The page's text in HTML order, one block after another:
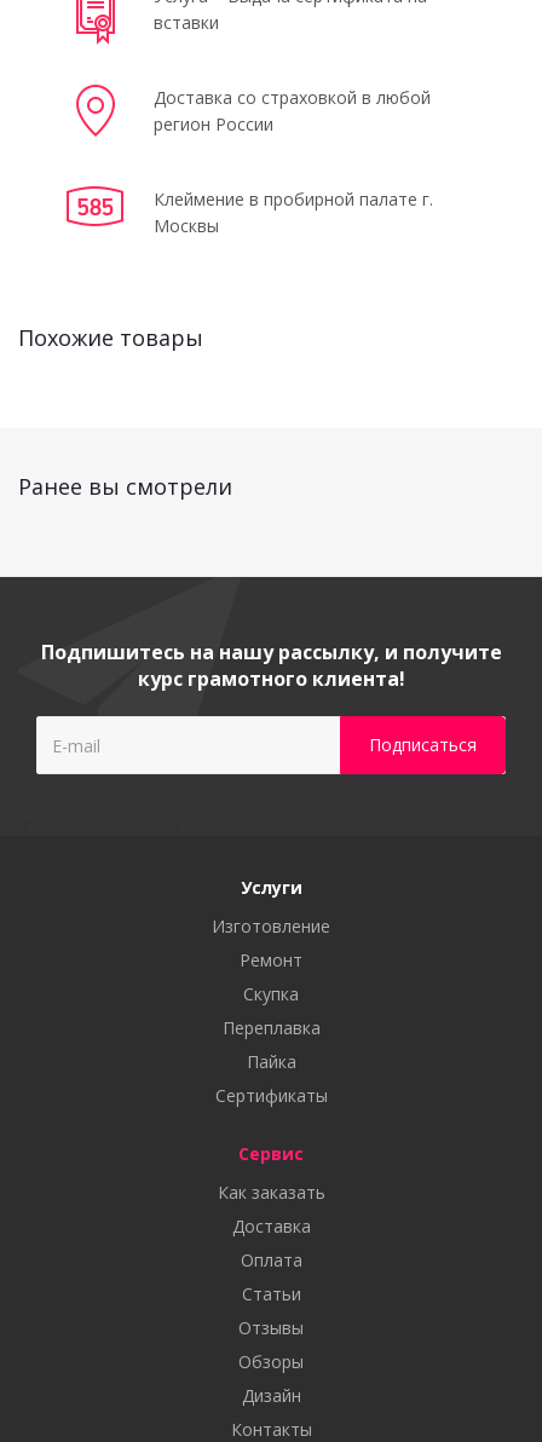
вставки
Доставка со страховкой в любой
регион России
Клеймение в пробирной палате г.
Москвы
Похожие товары
Ранее вы смотрели
Подпишитесь на нашу рассылку, и получите
курс грамотного клиента!
Услуги
Изготовление
Ремонт
Скупка
Переплавка
Пайка
Сертификаты
Сервис
Как заказать
Доставка
Оплата
Статьи
Отзывы
Обзоры
Дизайн
Контакты